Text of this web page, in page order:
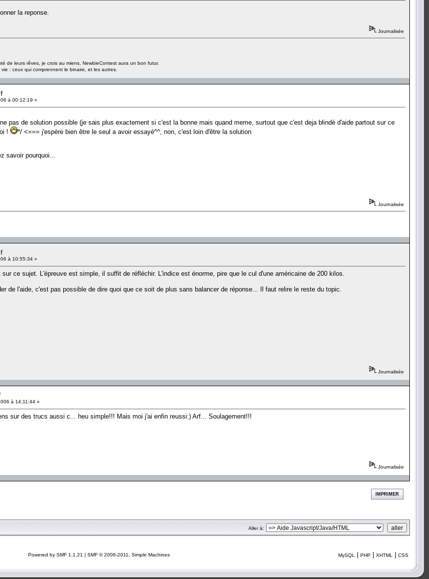
la reponse.
Journalisée
de leurs rêves, je crois au miens, NewbieContest aura un bon futur.
: ceux qui comprennent le binaire, et les autres.
à 00:12:19 »
pas de solution possible (je sais plus exactement si c'est la bonne mais quand meme, surtout que c'est deja blindé d'aide partout sur ce
!
*/ <=== j'espère bien être le seul a avoir essayé^^, non, c'est loin d'être la solution
savoir pourquoi...
Journalisée
à 10:55:34 »
ce sujet. L'épreuve est simple, il suffit de réfléchir. L'indice est énorme, pire que le cul d'une américaine de 200 kilos.
de l'aide, c'est pas possible de dire quoi que ce soit de plus sans balancer de réponse... Il faut relire le reste du topic.
Journalisée
à 14:11:44 »
sur des trucs aussi c... heu simple!!! Mais moi j'ai enfin reussi:) Arf... Soulagement!!!
Journalisée
IMPRIMER
Aller à:
Powered by SMF 1.1.21 SMF © 2006-2011, Simple Machines MySQL PHP XHTML CSS